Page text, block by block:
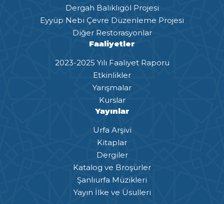
Dergah Balıklıgöl Projesi
Eyyüp Nebi Çevre Düzenleme Projesi
Diğer Restorasyonlar
Faaliyetler
2023-2025 Yılı Faaliyet Raporu
Etkinlikler
Yarışmalar
Kurslar
Yayınlar
Urfa Arşivi
Kitaplar
Dergiler
Katalog ve Broşürler
Şanlıurfa Müzikleri
Yayın İlke ve Üsulleri